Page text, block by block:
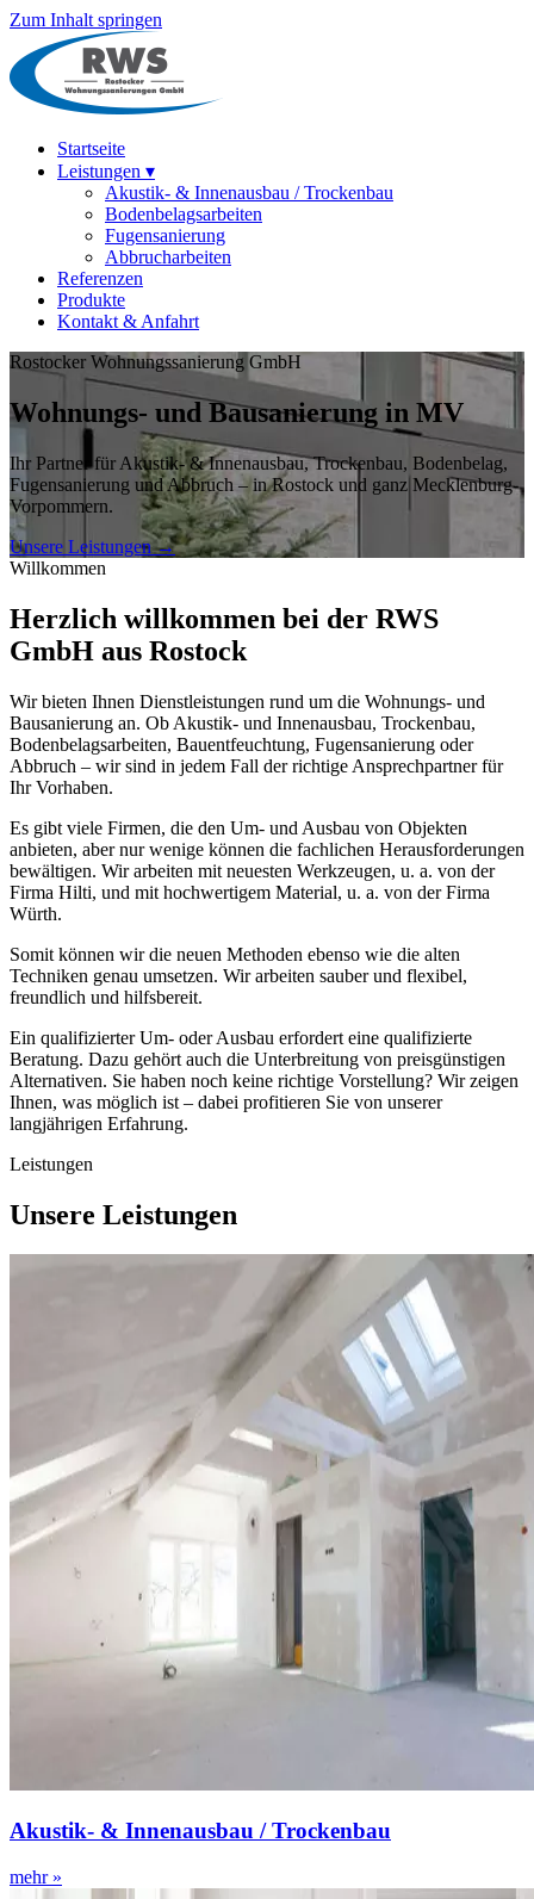
Zum Inhalt springen
Startseite
Leistungen ▾
Akustik- & Innenausbau / Trockenbau
Bodenbelagsarbeiten
Fugensanierung
Abbrucharbeiten
Referenzen
Produkte
Kontakt & Anfahrt
Rostocker Wohnungssanierung GmbH
Wohnungs- und Bausanierung in MV
Ihr Partner für Akustik- & Innenausbau, Trockenbau, Bodenbelag,
Fugensanierung und Abbruch – in Rostock und ganz Mecklenburg-
Vorpommern.
Unsere Leistungen→
Willkommen
Herzlich willkommen bei der RWS
GmbH aus Rostock
Wir bieten Ihnen Dienstleistungen rund um die Wohnungs- und
Bausanierung an. Ob Akustik- und Innenausbau, Trockenbau,
Bodenbelagsarbeiten, Bauentfeuchtung, Fugensanierung oder
Abbruch – wir sind in jedem Fall der richtige Ansprechpartner für
Ihr Vorhaben.
Es gibt viele Firmen, die den Um- und Ausbau von Objekten
anbieten, aber nur wenige können die fachlichen Herausforderungen
bewältigen. Wir arbeiten mit neuesten Werkzeugen, u. a. von der
Firma Hilti, und mit hochwertigem Material, u. a. von der Firma
Würth.
Somit können wir die neuen Methoden ebenso wie die alten
Techniken genau umsetzen. Wir arbeiten sauber und flexibel,
freundlich und hilfsbereit.
Ein qualifizierter Um- oder Ausbau erfordert eine qualifizierte
Beratung. Dazu gehört auch die Unterbreitung von preisgünstigen
Alternativen. Sie haben noch keine richtige Vorstellung? Wir zeigen
Ihnen, was möglich ist – dabei profitieren Sie von unserer
langjährigen Erfahrung.
Leistungen
Unsere Leistungen
Akustik- & Innenausbau / Trockenbau
mehr »